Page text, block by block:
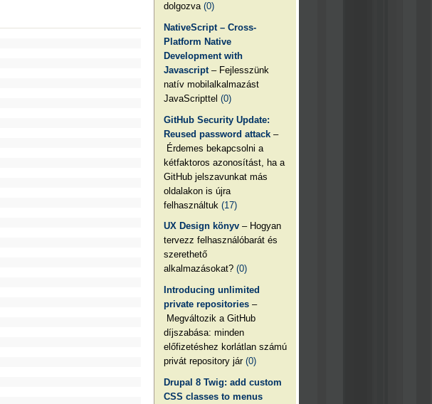
dolgozva(0)
NativeScript – Cross-
Platform Native
Development with
Javascript – Fejlesszünk
natív mobilalkalmazást
JavaScripttel(0)
GitHub Security Update:
Reused password attack –
Érdemes bekapcsolni a
kétfaktoros azonosítást, ha a
GitHub jelszavunkat más
oldalakon is újra
felhasználtuk(17)
UX Design könyv – Hogyan
tervezz felhasználóbarát és
szerethető
alkalmazásokat?(0)
Introducing unlimited
private repositories –
Megváltozik a GitHub
díjszabása: minden
előfizetéshez korlátlan számú
privát repository jár(0)
Drupal 8 Twig: add custom
CSS classes to menus